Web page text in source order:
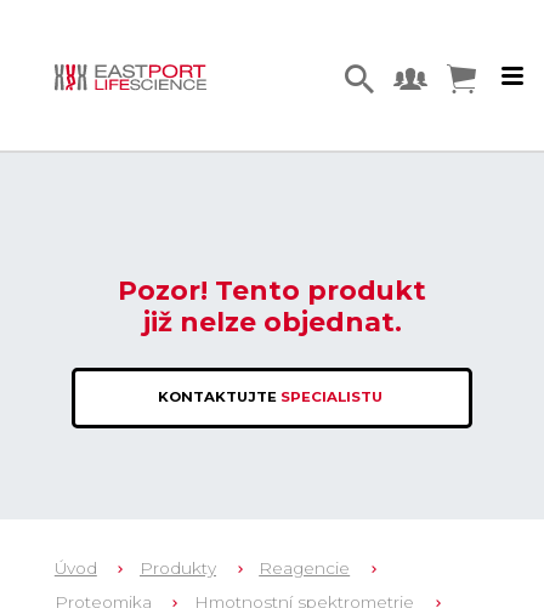
Pozor! Tento produkt
již nelze objednat.
KONTAKTUJTE SPECIALISTU
Úvod Produkty
Reagencie
Proteomika
Hmotnostní spektrometrie